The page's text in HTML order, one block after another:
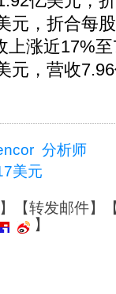
元，折合每
涨近17%
元，营收
分析师
美元
【转发邮件】
】